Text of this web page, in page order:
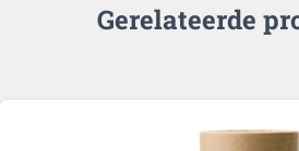
Gerelateerde